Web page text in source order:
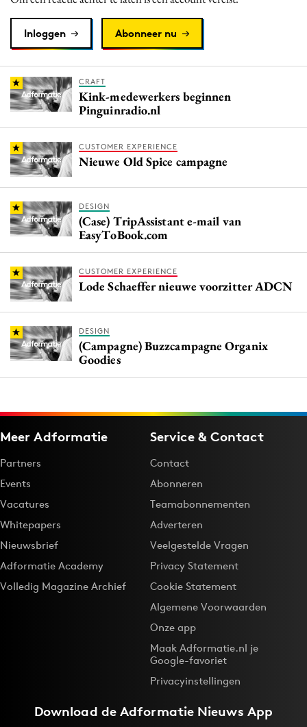
Inloggen Abonneer nu
CRAFT
Kink-medewerkers beginnen
Pinguinradio.nl
CUSTOMER EXPERIENCE
Nieuwe Old Spice campagne
DESIGN
(Case) TripAssistant e-mail van
EasyToBook.com
CUSTOMER EXPERIENCE
Lode Schaeffer nieuwe voorzitter ADCN
DESIGN
(Campagne) Buzzcampagne Organix
Goodies
Meer Adformatie
Partners
Events
Vacatures
Whitepapers
Nieuwsbrief
Adformatie Academy
Volledig Magazine Archief
Service & Contact
Contact
Abonneren
Teamabonnementen
Adverteren
Veelgestelde Vragen
Privacy Statement
Cookie Statement
Algemene Voorwaarden
Onze app
Maak Adformatie.nl je
Google-favoriet
Privacyinstellingen
Download deAdformatie Nieuws App